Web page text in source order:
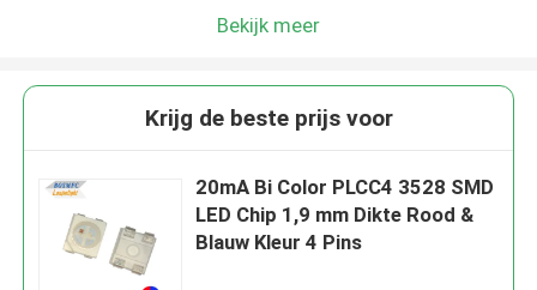
Bekijk meer
Krijg de beste prijs voor
20mA Bi Color PLCC4 3528 SMD
LED Chip 1,9 mm Dikte Rood &
Blauw Kleur 4 Pins